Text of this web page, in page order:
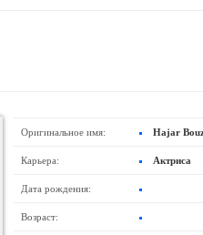
Оригинальное имя: Hajar
Карьера: Актриса
Дата рождения:
Возраст: